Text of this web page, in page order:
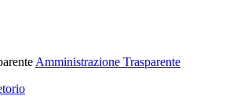
Amministrazione Trasparente